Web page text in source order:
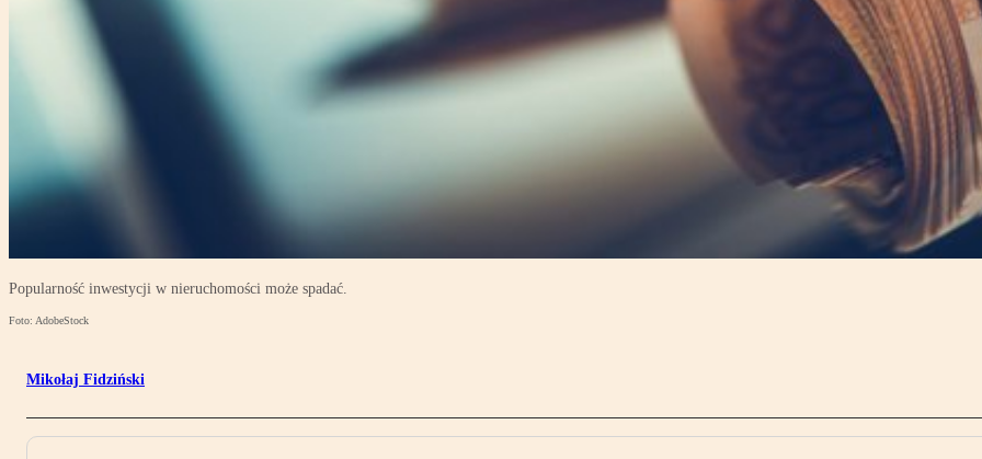
Popularność inwestycji w nieruchomości może spadać.
Foto: AdobeStock
Mikołaj Fidziński